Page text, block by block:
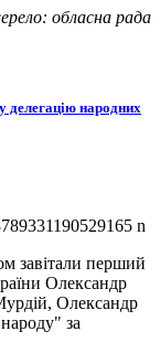
обласна рада
народних
завітали перший
Олександр
Олександр
за